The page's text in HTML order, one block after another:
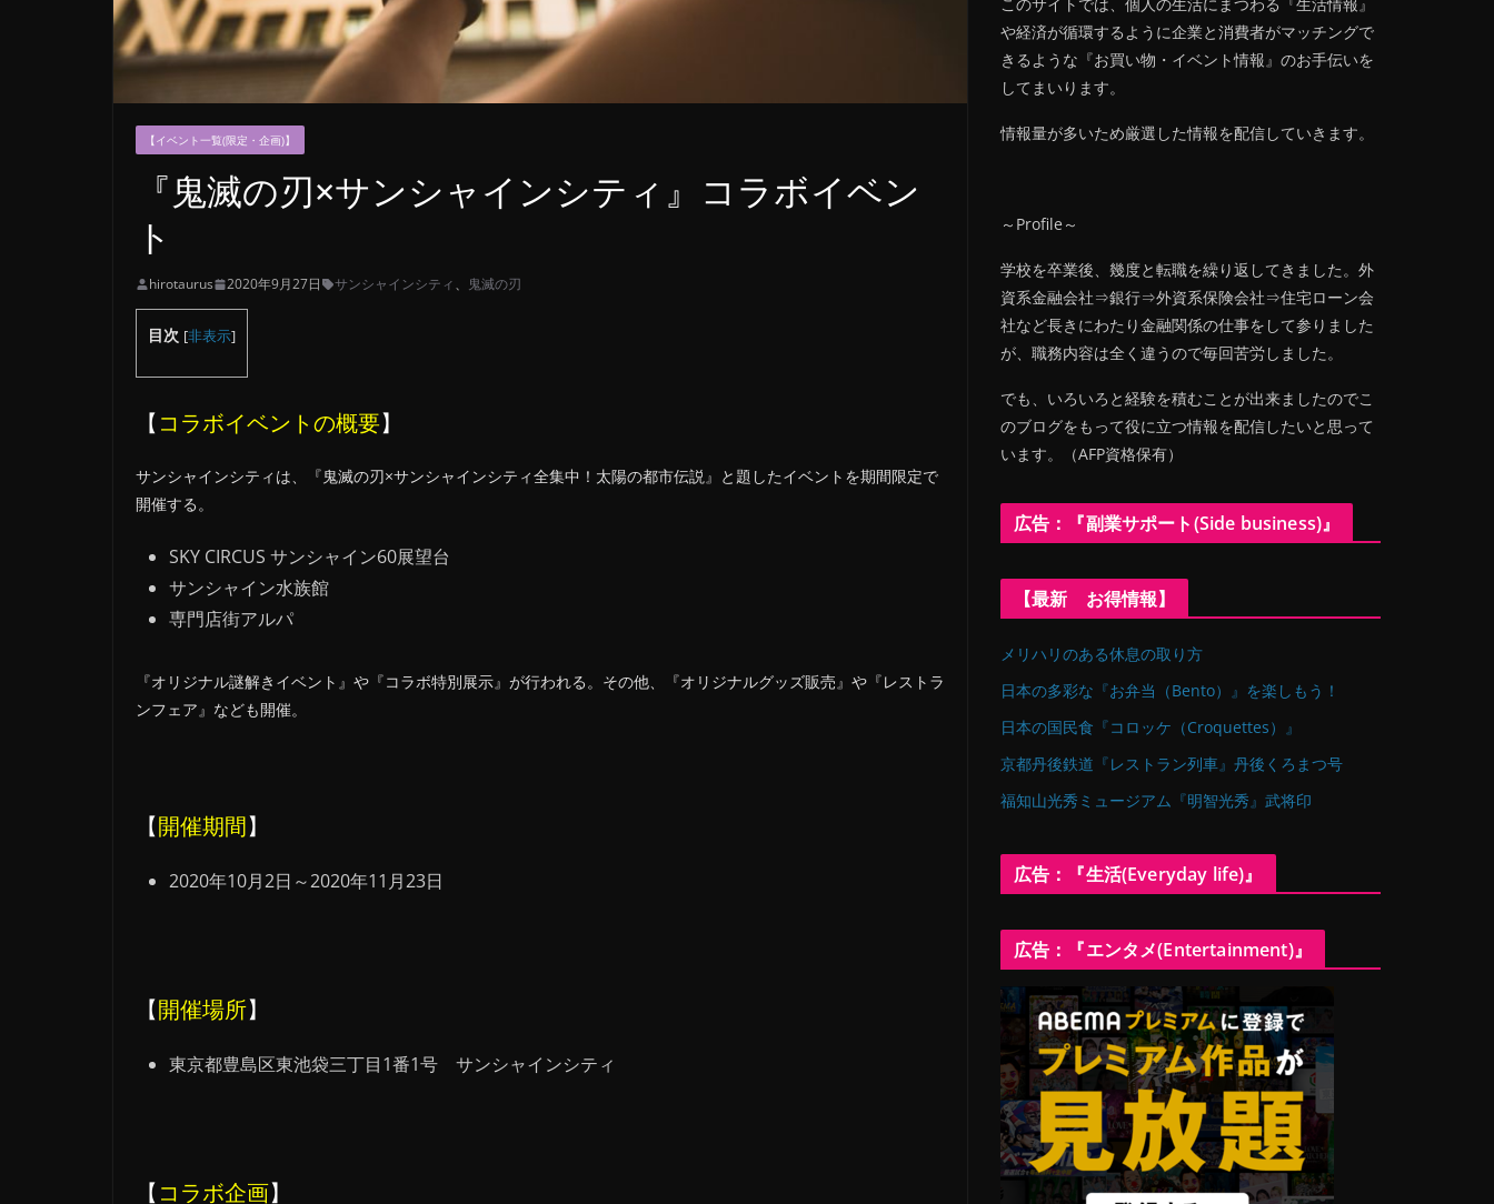
【イベント一覧(限定・企画)】
『鬼滅の刃×サンシャインシティ』コラボイベン
ト
hirotaurus 2020年9月27日 サンシャインシティ、 鬼滅の刃
目次 [非表示]
【コラボイベントの概要】
サンシャインシティは、『鬼滅の刃×サンシャインシティ全集中！太陽の都市伝説』と題したイベントを期間限定で
開催する。
SKY CIRCUS サンシャイン60展望台
サンシャイン水族館
専門店街アルパ
『オリジナル謎解きイベント』や『コラボ特別展示』が行われる。その他、『オリジナルグッズ販売』や『レストラ
ンフェア』なども開催。
【開催期間】
2020年10月2日～2020年11月23日
【開催場所】
東京都豊島区東池袋三丁目1番1号 サンシャインシティ
【コラボ企画】
このサイトでは、個人の生活にまつわる『生活情報』
や経済が循環するように企業と消費者がマッチングで
きるような『お買い物・イベント情報』のお手伝いを
してまいります。
情報量が多いため厳選した情報を配信していきます。
～Profile～
学校を卒業後、幾度と転職を繰り返してきました。外
資系金融会社⇒銀行⇒外資系保険会社⇒住宅ローン会
社など長きにわたり金融関係の仕事をして参りました
が、職務内容は全く違うので毎回苦労しました。
でも、いろいろと経験を積むことが出来ましたのでこ
のブログをもって役に立つ情報を配信したいと思って
います。（AFP資格保有）
広告：『副業サポート(Side business)』
【最新 お得情報】
メリハリのある休息の取り方
日本の多彩な『お弁当（Bento）』を楽しもう！
日本の国民食『コロッケ（Croquettes）』
京都丹後鉄道『レストラン列車』丹後くろまつ号
福知山光秀ミュージアム『明智光秀』武将印
広告：『生活(Everyday life)』
広告：『エンタメ(Entertainment)』